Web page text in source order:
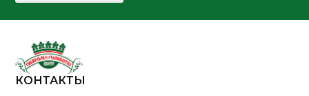
КОНТАКТЫ